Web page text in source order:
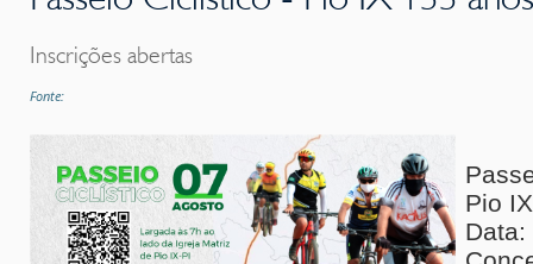
Inscrições abertas
Fonte:
Pio
Data: